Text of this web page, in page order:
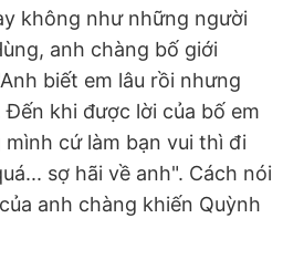
không như những người
anh chàng bố giới
biết em lâu rồi nhưng
khi được lời của bố em
cứ làm bạn vui thì đi
sợ hãi về anh". Cách nói
anh chàng khiến Quỳnh